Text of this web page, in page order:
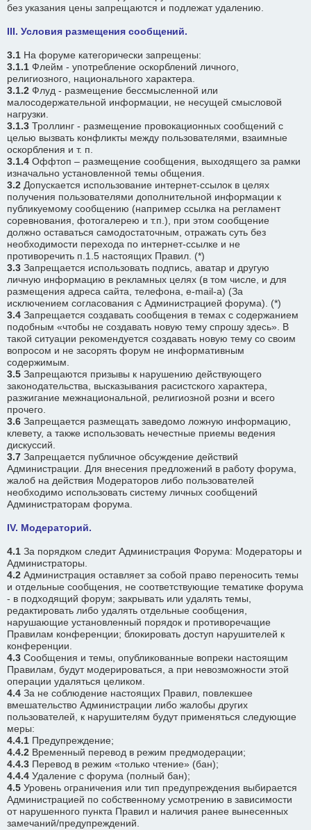
без указания цены запрещаются и подлежат удалению.
III. Условия размещения сообщений.
3.1 На форуме категорически запрещены:
3.1.1 Флейм - употребление оскорблений личного,
религиозного, национального характера.
3.1.2 Флуд - размещение бессмысленной или
малосодеpжательной информации, не несущей смысловой
нагрузки.
3.1.3 Троллинг - размещение провокационных сообщений с
целью вызвать конфликты между пользователями, взаимные
оскорбления и т. п.
3.1.4 Оффтоп – размещение сообщения, выходящего за рамки
изначально установленной темы общения.
3.2 Допускается использование интернет-ссылок в целях
получения пользователями дополнительной информации к
публикуемому сообщению (например ссылка на регламент
соревнования, фотогалерею и т.п.), при этом сообщение
должно оставаться самодостаточным, отражать суть без
необходимости перехода по интернет-ссылке и не
противоречить п.1.5 настоящих Правил. (*)
3.3 Запрещается использовать подпись, аватар и другую
личную информацию в рекламных целях (в том числе, и для
размещения адреса сайта, телефона, e-mail-а) (За
исключением согласования с Администрацией форума). (*)
3.4 Запрещается создавать сообщения в темах с содержанием
подобным «чтобы не создавать новую тему спрошу здесь». В
такой ситуации рекомендуется создавать новую тему со своим
вопросом и не засорять форум не информативным
содержимым.
3.5 Запрещаются призывы к нарушению действующего
законодательства, высказывания расистского характера,
разжигание межнациональной, религиозной розни и всего
прочего.
3.6 Запрещается размещать заведомо ложную информацию,
клевету, а также использовать нечестные приемы ведения
дискуссий.
3.7 Запрещается публичное обсуждение действий
Администрации. Для внесения предложений в работу форума,
жалоб на действия Модераторов либо пользователей
необходимо использовать систему личных сообщений
Администраторам форума.
IV. Модераторий.
4.1 За порядком следит Администрация Форума: Модераторы и
Администраторы.
4.2 Администрация оставляет за собой право переносить темы
и отдельные сообщения, не соответствующие тематике форума
- в подходящий форум; закрывать или удалять темы,
редактировать либо удалять отдельные сообщения,
нарушающие установленный порядок и противоречащие
Правилам конференции; блокировать доступ нарушителей к
конференции.
4.3 Сообщения и темы, опубликованные вопреки настоящим
Правилам, будут модерироваться, а при невозможности этой
операции удаляться целиком.
4.4 За не соблюдение настоящих Правил, повлекшее
вмешательство Администрации либо жалобы других
пользователей, к нарушителям будут применяться следующие
меры:
4.4.1 Предупреждение;
4.4.2 Временный перевод в режим предмодерации;
4.4.3 Перевод в режим «только чтение» (бан);
4.4.4 Удаление с форума (полный бан);
4.5 Уровень ограничения или тип предупреждения выбирается
Администрацией по собственному усмотрению в зависимости
от нарушенного пункта Правил и наличия ранее вынесенных
замечаний/предупреждений.